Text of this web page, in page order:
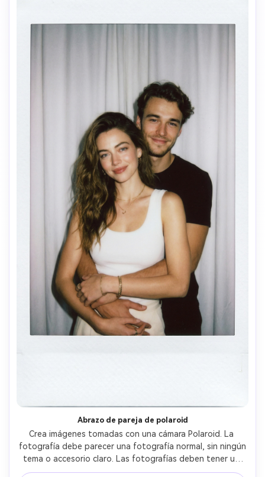
Abrazo de pareja de polaroid
Crea imágenes tomadas con una cámara Polaroid. La
fotografía debe parecer una fotografía normal, sin ningún
tema o accesorio claro. Las fotografías deben tener un
ligero efecto de borrosidad y una fuente de luz
ilimitadas. 100 %
gratis!